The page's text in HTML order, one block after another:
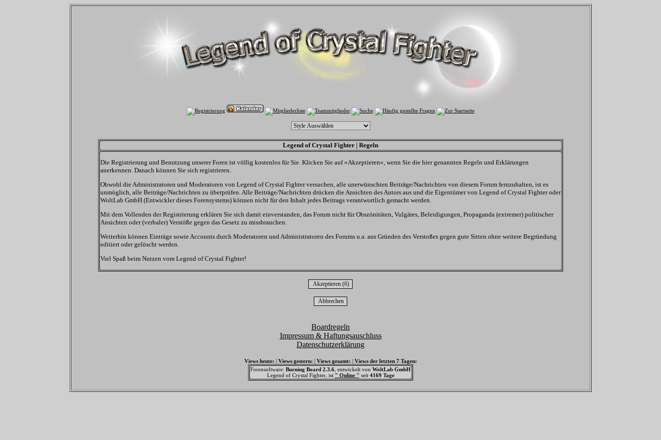
Legend of Crystal Fighter | Regeln
Die Registrierung und Benutzung unserer Foren ist völlig kostenlos für Sie. Klicken Sie auf »Akzeptieren«, wenn Sie die hier genannten Regeln und Erklärungen
anerkennen. Danach können Sie sich registrieren.
Obwohl die Administratoren und Moderatoren von Legend of Crystal Fighter versuchen, alle unerwünschten Beiträge/Nachrichten von diesem Forum fernzuhalten, ist es
unmöglich, alle Beiträge/Nachrichten zu überprüfen. Alle Beiträge/Nachrichten drücken die Ansichten des Autors aus und die Eigentümer von Legend of Crystal Fighter oder
WoltLab GmbH (Entwickler dieses Forensystems) können nicht für den Inhalt jedes Beitrags verantwortlich gemacht werden.
Mit dem Vollenden der Registrierung erklären Sie sich damit einverstanden, das Forum nicht für Obszönitäten, Vulgäres, Beleidigungen, Propaganda (extremer) politischer
Ansichten oder (verbaler) Verstöße gegen das Gesetz zu missbrauchen.
Weiterhin können Einträge sowie Accounts durch Moderatoren und Administratoren des Forums u.a. aus Gründen des Verstoßes gegen gute Sitten ohne weitere Begründung
editiert oder gelöscht werden.
Viel Spaß beim Nutzen vom Legend of Crystal Fighter!
Boardregeln
Impressum & Haftungsauschluss
Datenschutzerklärung
Views heute: | Views gestern: | Views gesamt: | Views der letzten 7 Tagen:
Forensoftware: Burning Board 2.3.6 , entwickelt von WoltLab GmbH
Legend of Crystal Fighter, ist " Online " seit 4169 Tage